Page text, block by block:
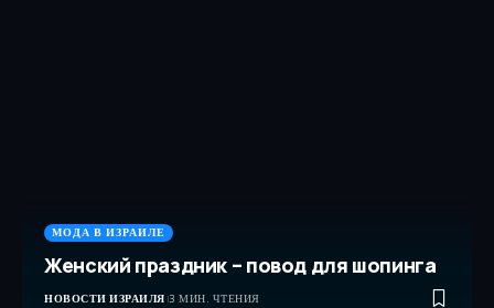
МОДА В ИЗРАИЛЕ
Женский праздник – повод для шопинга
НОВОСТИ ИЗРАИЛЯ 3 МИН. ЧТЕНИЯ